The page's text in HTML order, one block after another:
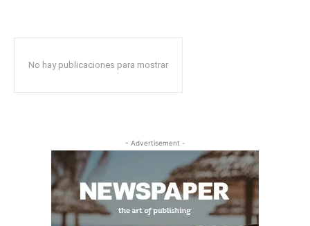
No hay publicaciones para mostrar
- Advertisement -